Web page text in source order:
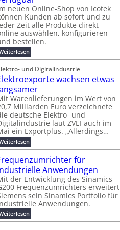
t
m
e
n
t
j
a
h
r
2
0
2
6
o
C
E
O
f
ü
r
S
t
r
m
e
b
i
s
2
5
A
n
e
t
f
ü
r
n
d
s
i
n
d
u
s
t
r
i
e
l
l
e
s
E
t
h
e
r
neuen Online-Shop von Icotek
Kunden ab sofort und zu
Zeit alle Produkte direkt
auswählen, konfigurieren
bestellen.
:
N
e
u
e
r
O
n
l
i
n
e
-
S
h
o
p
v
o
n
I
c
o
t
e
und Digitalindustrie
wachsen etwas
Warenlieferungen im Wert von
Milliarden Euro verzeichnete
deutsche Elektro- und
laut ZVEI auch im
ein Exportplus. „Allerdings…
:
E
e
k
t
r
o
e
x
p
o
für
Anwendungen
der Entwicklung des Sinamics
Frequenzumrichters erweitert
sein Sinamics Portfolio für
Anwendungen.
:
F